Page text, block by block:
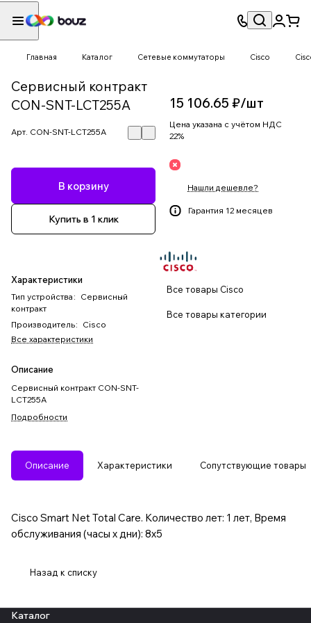
Главная Каталог Сетевые коммутаторы Cisco
Сервисный контракт
CON-SNT-LCT255A
Арт. CON-SNT-LCT255A
В корзину
Купить в 1 клик
Характеристики
Тип устройства : Сервисный
контракт
Производитель: Cisco
Все характеристики
Описание
Сервисный контракт CON-SNT-
LCT255A
Подробности
15 106.65 ₽/шт
Цена указана с учётом НДС
22%
Нашли дешевле?
Гарантия 12 месяцев
Все товары Cisco
Все товары категории
Описание Характеристики Сопутствующие товары
Cisco Smart Net Total Care. Количество лет: 1 лет, Время
обслуживания (часы x дни): 8x5
Назад к списку
Каталог